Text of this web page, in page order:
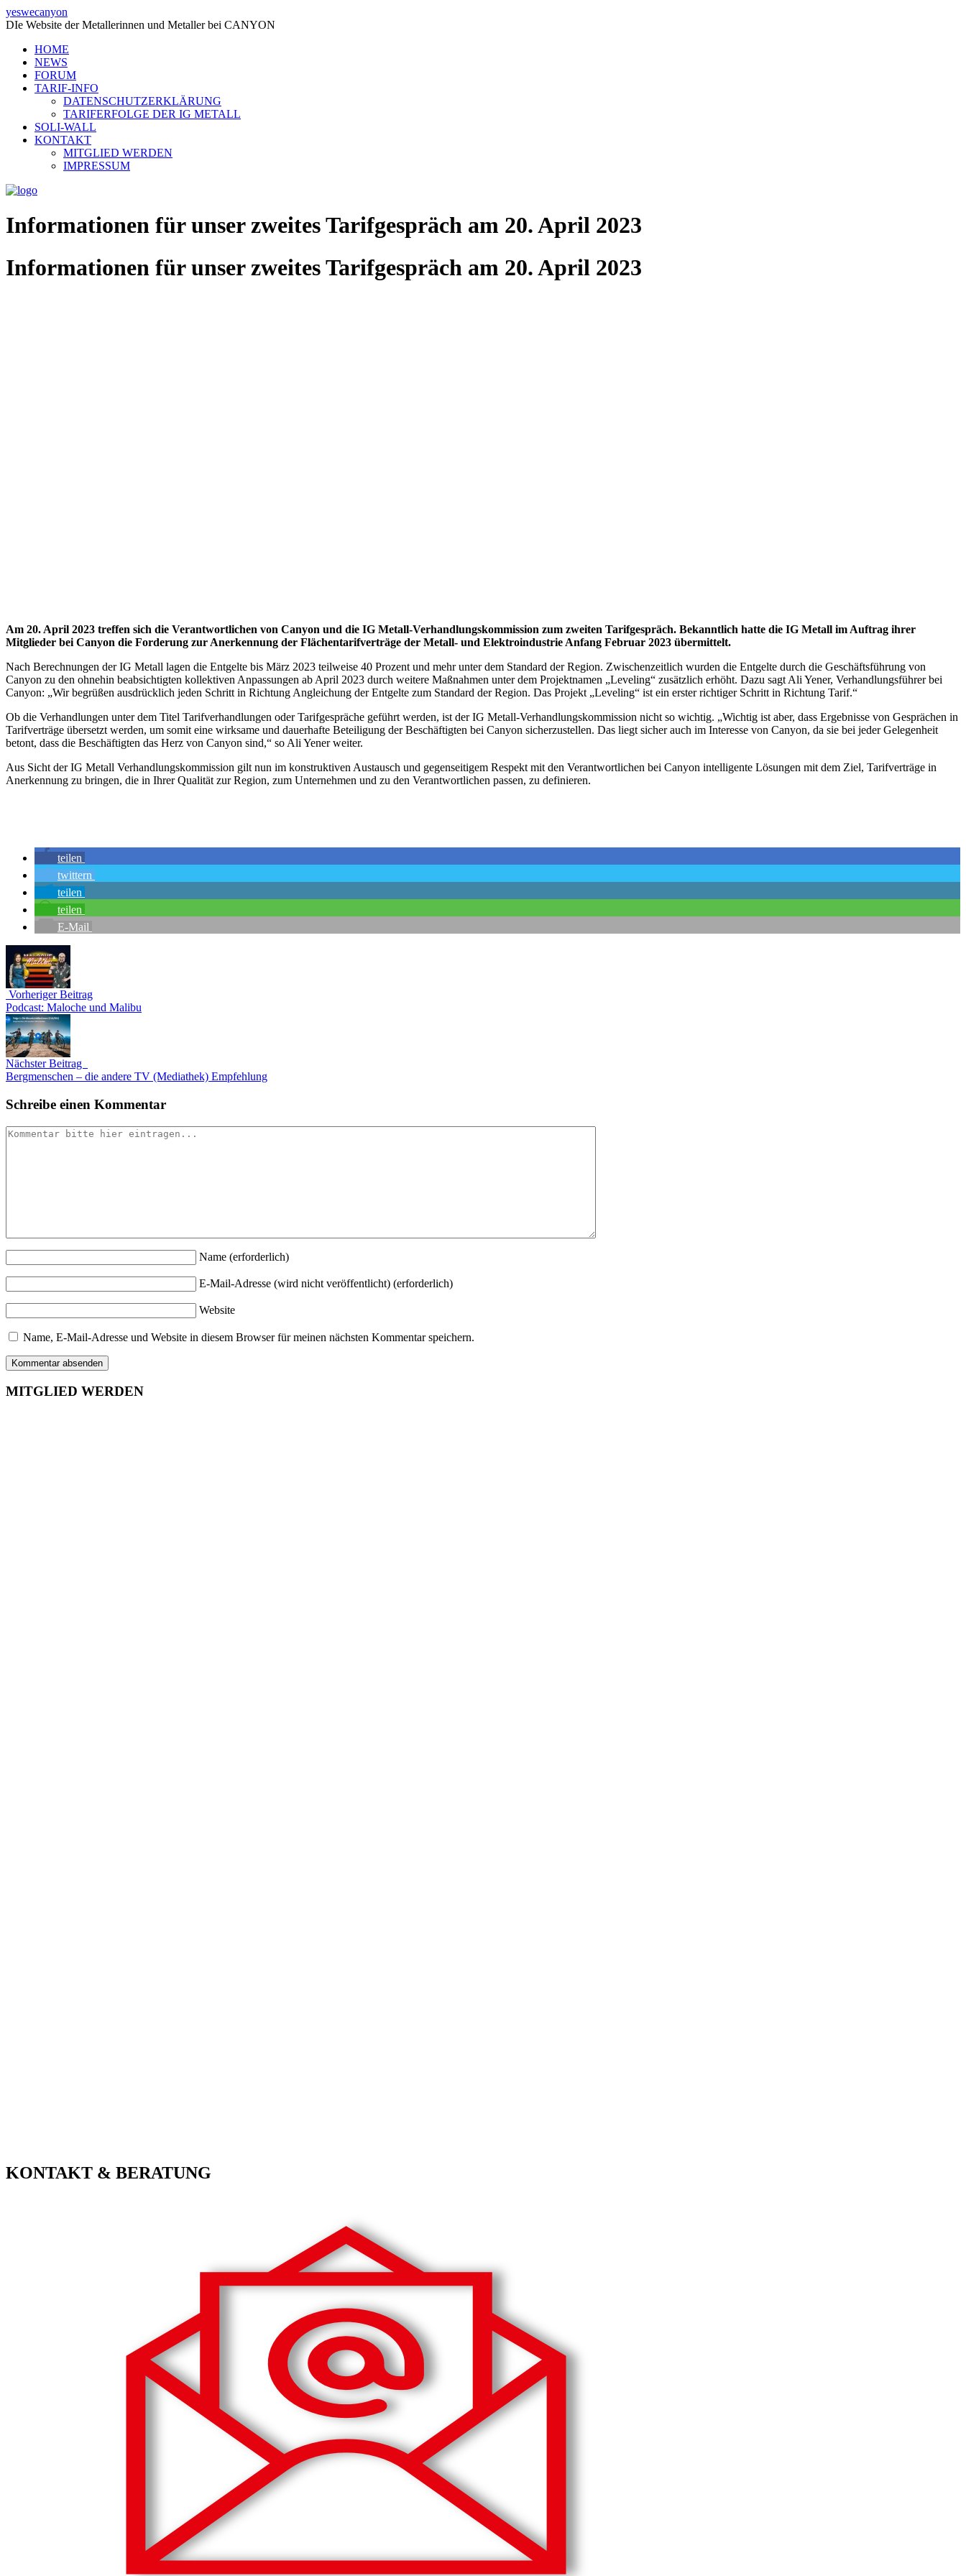
yeswecanyon
DIe Website der Metallerinnen und Metaller bei CANYON
HOME
NEWS
FORUM
TARIF-INFO
DATENSCHUTZERKLÄRUNG
TARIFERFOLGE DER IG METALL
SOLI-WALL
KONTAKT
MITGLIED WERDEN
IMPRESSUM
Informationen für unser zweites Tarifgespräch am 20. April 2023
Informationen für unser zweites Tarifgespräch am 20. April 2023
Am 20. April 2023 treffen sich die Verantwortlichen von Canyon und die IG Metall-Verhandlungskommission zum zweiten Tarifgespräch. Bekanntlich hatte die IG Metall im Auftrag ihrer
Mitglieder bei Canyon die Forderung zur Anerkennung der Flächentarifverträge der Metall- und Elektroindustrie Anfang Februar 2023 übermittelt.
Nach Berechnungen der IG Metall lagen die Entgelte bis März 2023 teilweise 40 Prozent und mehr unter dem Standard der Region. Zwischenzeitlich wurden die Entgelte durch die Geschäftsführung von
Canyon zu den ohnehin beabsichtigten kollektiven Anpassungen ab April 2023 durch weitere Maßnahmen unter dem Projektnamen „Leveling“ zusätzlich erhöht. Dazu sagt Ali Yener, Verhandlungsführer bei
Canyon: „Wir begrüßen ausdrücklich jeden Schritt in Richtung Angleichung der Entgelte zum Standard der Region. Das Projekt „Leveling“ ist ein erster richtiger Schritt in Richtung Tarif.“
Ob die Verhandlungen unter dem Titel Tarifverhandlungen oder Tarifgespräche geführt werden, ist der IG Metall-Verhandlungskommission nicht so wichtig. „Wichtig ist aber, dass Ergebnisse von Gesprächen in
Tarifverträge übersetzt werden, um somit eine wirksame und dauerhafte Beteiligung der Beschäftigten bei Canyon sicherzustellen. Das liegt sicher auch im Interesse von Canyon, da sie bei jeder Gelegenheit
betont, dass die Beschäftigten das Herz von Canyon sind,“ so Ali Yener weiter.
Aus Sicht der IG Metall Verhandlungskommission gilt nun im konstruktiven Austausch und gegenseitigem Respekt mit den Verantwortlichen bei Canyon intelligente Lösungen mit dem Ziel, Tarifverträge in
Anerkennung zu bringen, die in Ihrer Qualität zur Region, zum Unternehmen und zu den Verantwortlichen passen, zu definieren.
teilen
twittern
teilen
teilen
E-Mail
Vorheriger Beitrag
Podcast: Maloche und Malibu
Nächster Beitrag
Bergmenschen – die andere TV (Mediathek) Empfehlung
Schreibe einen Kommentar
Name (erforderlich)
E-Mail-Adresse (wird nicht veröffentlicht) (erforderlich)
Website
Name, E-Mail-Adresse und Website in diesem Browser für meinen nächsten Kommentar speichern.
MITGLIED WERDEN
KONTAKT & BERATUNG